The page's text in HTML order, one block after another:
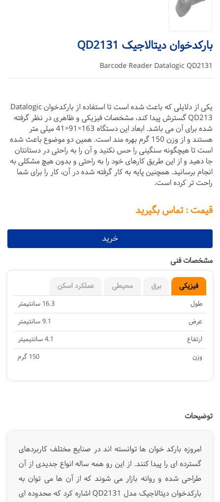
بارکدخوان دیتالاجیک QD2131
Barcode Reader Datalogic QD2131
یکی از دلایلی که باعث شده است تا استفاده از بارکدخوان Datalogic
QD213 گسترش پیدا کند، مشخصات فیزیکی و ظاهری در نظر گرفته
شده برای آن می باشد. ابعاد این دستگاه 163×91×41 میلی متر
هستند و از وزن 150 گرم بهره مند است. همین دو موضوع باعث شده
است تا هیچگونه سنگینی را حس نکنید و آن را به راحتی در دستانتان
جا دهید و از این طریق کارهای خود را به راحتی و بدون هیچ مشکلی به
انجام برسانید. همچنین پایه به کار گرفته شده در آن، کار را برای شما
راحت تر کرده است.
قیمت : تماس بگیرید
خرید
مشخصات فنی
فیزیکی برق محیطی عملکرد اسکن
طول
16.3 سانتیمتر
عرض
9.1 سانتیمتر
ارتفاع
4.1 سانتیمیتر
وزن
150 گرم
توضیحات
امروزه بارکد خوان ها توانسته اند در صنایع مختلف کاربردهای
گسترده ای را پیدا کنند. از این رو همه ساله انواع جدیدی از آن
طراحی شده و روانه بازار می شوند که از آن ها می توان به
بارکدخوان دیتالاجیک مدل QD2131 اشاره کرد که محدوده ای